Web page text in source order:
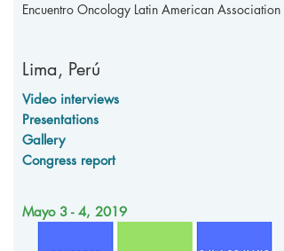
Encuentro Oncology Latin American Association
Lima, Perú
Video interviews
Presentations
Gallery
Congress report
Mayo 3 - 4, 2019